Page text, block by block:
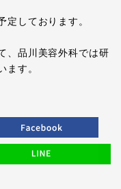
定しております。
、品川美容外科では研
ます。